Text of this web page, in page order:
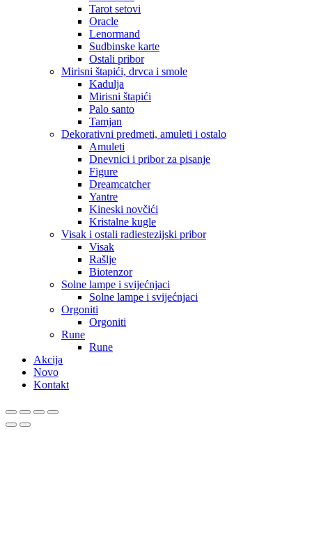
Tarot setovi
Oracle
Lenormand
Sudbinske karte
Ostali pribor
Mirisni štapići, drvca i smole
Kadulja
Mirisni štapići
Palo santo
Tamjan
Dekorativni predmeti, amuleti i ostalo
Amuleti
Dnevnici i pribor za pisanje
Figure
Dreamcatcher
Yantre
Kineski novčići
Kristalne kugle
Visak i ostali radiestezijski pribor
Visak
Rašlje
Biotenzor
Solne lampe i svijećnjaci
Solne lampe i svijećnjaci
Orgoniti
Orgoniti
Rune
Rune
Akcija
Novo
Kontakt